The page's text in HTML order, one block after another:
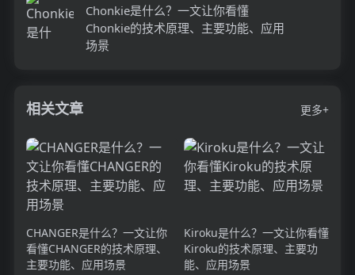
Chonkie是什么？一文让你看懂
Chonkie的技术原理、主要功能、应用
场景
相关文章 更多+
CHANGER是什么？一文让你
看懂CHANGER的技术原理、
主要功能、应用场景
Kiroku是什么？一文让你看懂
Kiroku的技术原理、主要功
能、应用场景